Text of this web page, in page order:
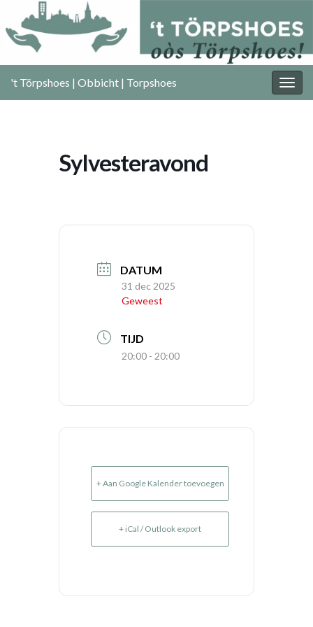
't Törpshoes | Obbicht | Torpshoes
Sylvesteravond
DATUM
31 dec 2025
Geweest
TIJD
20:00 - 20:00
+ Aan Google Kalender toevoegen
+ iCal / Outlook export